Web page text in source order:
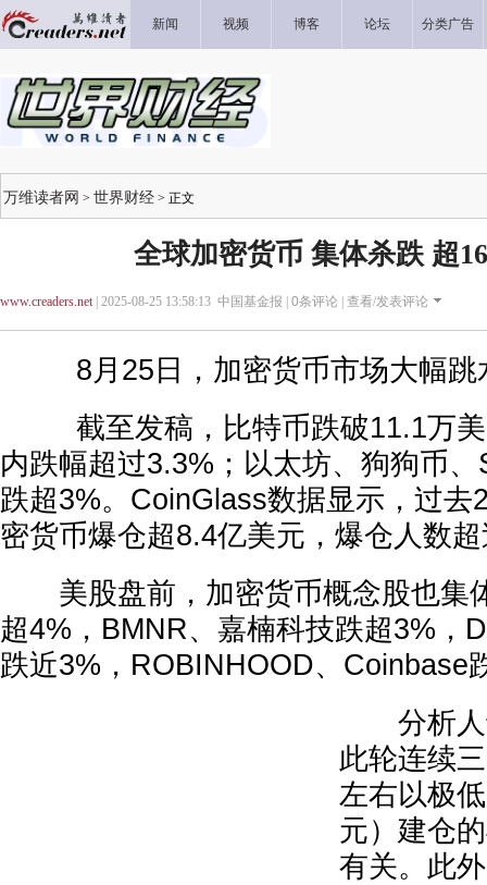
新闻 视频 博客 论坛 分类广告
万维读者网 > 世界财经 > 正文
全球加密货币 集体杀跌 超
www.creaders.net| 2025-08-25 13:58:13 中国基金报 | 0条评论 | 查看/发表评论
8月25日，加密货币市场大幅跳
截至发稿，比特币跌破11.1万
内跌幅超过3.3%；以太坊、狗狗币
跌超3%。CoinGlass数据显示，过去
密货币爆仓超8.4亿美元，爆仓人数
美股盘前，加密货币概念股也集
超4%，BMNR、嘉楠科技跌超3%，
跌近3%，ROBINHOOD、Coinbase
分析人
此轮连续
左右以极
元）建仓
有关。此